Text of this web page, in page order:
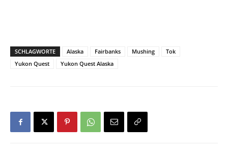
SCHLAGWORTE Alaska Fairbanks Mushing
Tok
Yukon Quest
Yukon Quest Alaska